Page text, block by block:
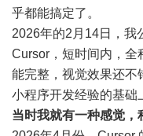
乎都能搞定了。
2026年的2月14日，我
Cursor，短时间内，全
能完整，视觉效果还不
小程序开发经验的基础
当时我就有一种感觉，